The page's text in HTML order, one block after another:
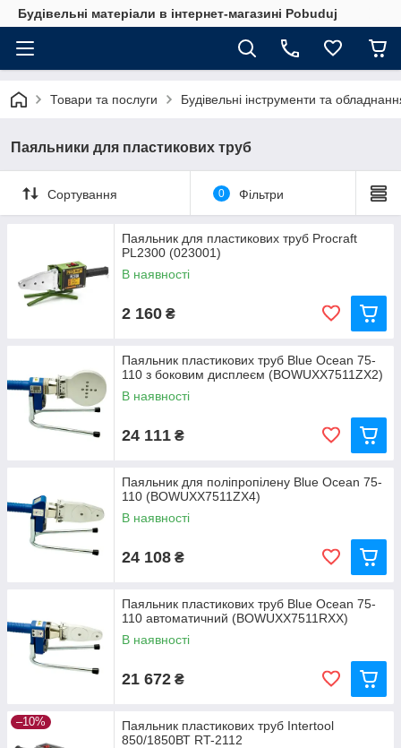
Будівельні матеріали в інтернет-магазині Pobuduj
Товари та послуги Будівельні інструменти та
Паяльники для пластикових труб
Сортування 0 Фільтри
Паяльник для пластикових труб Procraft
PL2300 (023001)
В наявності
2 160 ₴
Паяльник пластикових труб Blue Ocean 75-
110 з боковим дисплеєм (BOWUXX7511ZX2)
В наявності
24 111 ₴
Паяльник для поліпропілену Blue Ocean 75-
110 (BOWUXX7511ZX4)
В наявності
24 108 ₴
Паяльник пластикових труб Blue Ocean 75-
110 автоматичний (BOWUXX7511RXX)
В наявності
21 672 ₴
–10%
Паяльник пластикових труб Intertool
850/1850ВТ RT-2112